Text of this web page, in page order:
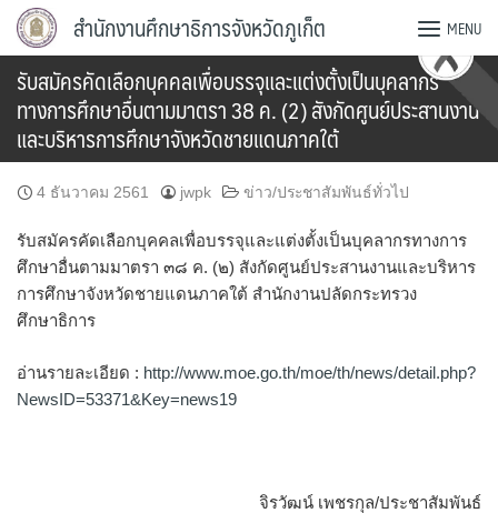
Skip
สำนักงานศึกษาธิการจังหวัดภูเก็ต MENU
รับสมัครคัดเลือกบุคคลเพื่อบรรจุและแต่งตั้งเป็นบุคลากร
ทางการศึกษาอื่นตามมาตรา 38 ค. (2) สังกัดศูนย์ประสานงาน
และบริหารการศึกษาจังหวัดชายแดนภาคใต้
4 ธันวาคม 2561 jwpk ข่าว/ประชาสัมพันธ์ทั่วไป
รับสมัครคัดเลือกบุคคลเพื่อบรรจุและแต่งตั้งเป็นบุคลากรทางการ
ศึกษาอื่นตามมาตรา ๓๘ ค. (๒) สังกัดศูนย์ประสานงานและบริหาร
การศึกษาจังหวัดชายแดนภาคใต้ สำนักงานปลัดกระทรวง
ศึกษาธิการ
อ่านรายละเอียด : http://www.moe.go.th/moe/th/news/detail.php?
NewsID=53371&Key=news19
จิรวัฒน์ เพชรกุล/ประชาสัมพันธ์